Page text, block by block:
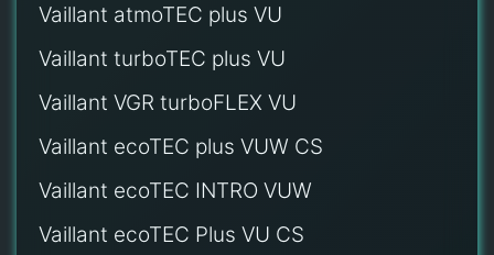
Vaillant atmoTEC plus VU
Vaillant turboTEC plus VU
Vaillant VGR turboFLEX VU
Vaillant ecoTEC plus VUW CS
Vaillant ecoTEC INTRO VUW
Vaillant ecoTEC Plus VU CS